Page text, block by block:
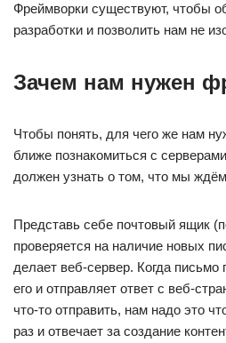
Фреймворки существуют, чтобы
разработки и позволить нам не
Зачем нам нужен
Чтобы понять, для чего же нам
ближе познакомиться с
должен узнать о том, что мы ждём
Представь себе почтовый ящик
проверяется на наличие новых
делает веб-сервер. Когда письмо
его и отправляет ответ с веб-
что-то отправить, нам надо это
раз и отвечает за создание